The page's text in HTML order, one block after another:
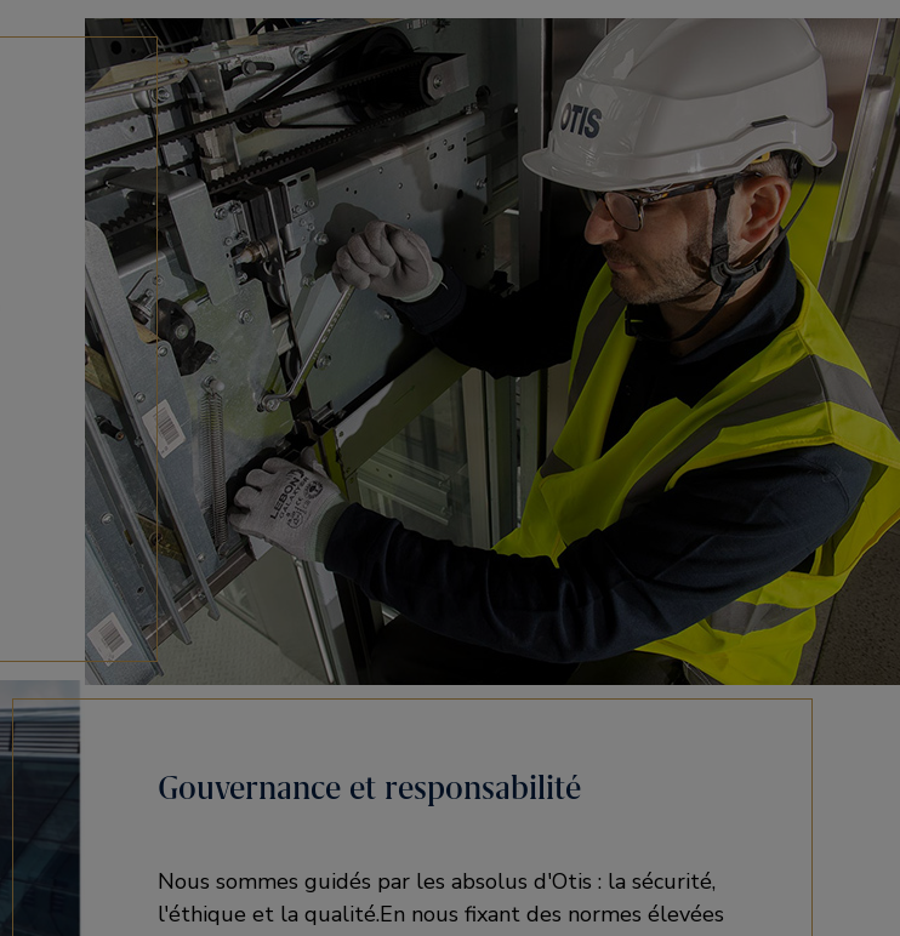
Gouvernance et responsabilité
Nous sommes guidés par les absolus d'Otis : la sécurité,
l'éthique et la qualité.En nous fixant des normes élevées